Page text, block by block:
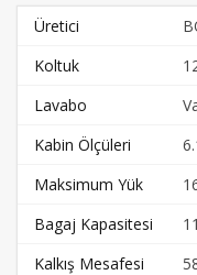
Üretici
Koltuk
Lavabo
Kabin Ölçüleri
Maksimum Yük
Bagaj Kapasitesi
Kalkış Mesafesi